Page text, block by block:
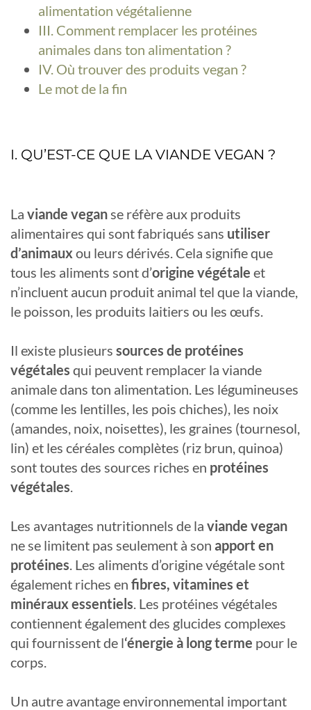
alimentation végétalienne
III. Comment remplacer les protéines
animales dans ton alimentation ?
IV. Où trouver des produits vegan ?
Le mot de la fin
I. QU’EST-CE QUE LA VIANDE VEGAN ?
La viande veganse réfère aux produits
alimentaires qui sont fabriqués sans utiliser
d’animaux ou leurs dérivés. Cela signifie que
tous les aliments sont d’origine végétale et
n’incluent aucun produit animal tel que la viande,
le poisson, les produits laitiers ou les œufs.
Il existe plusieurs sources de protéines
végétales qui peuvent remplacer la viande
animale dans ton alimentation. Les légumineuses
(comme les lentilles, les pois chiches), les noix
(amandes, noix, noisettes), les graines (tournesol,
lin) et les céréales complètes (riz brun, quinoa)
sont toutes des sources riches en protéines
végétales.
Les avantages nutritionnels de la viande vegan
ne se limitent pas seulement à son apport en
protéines. Les aliments d’origine végétale sont
également riches en fibres, vitamines et
minéraux essentiels. Les protéines végétales
contiennent également des glucides complexes
qui fournissent de l‘énergie à long terme pour le
corps.
Un autre avantage environnemental important